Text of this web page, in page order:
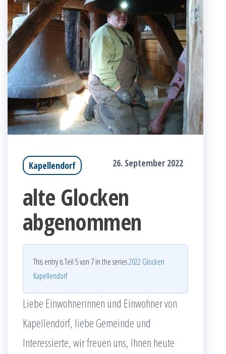
Kapellendorf 26. September 2022
alte Glocken
abgenommen
This entry is Teil 5 von 7 in the series2022 Glocken
Kapellendorf
Liebe Einwohnerinnen und Einwohner von
Kapellendorf, liebe Gemeinde und
Interessierte, wir freuen uns, Ihnen heute